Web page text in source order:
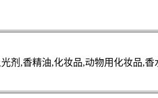
剂,香精油,化妆品,动物用化妆品,